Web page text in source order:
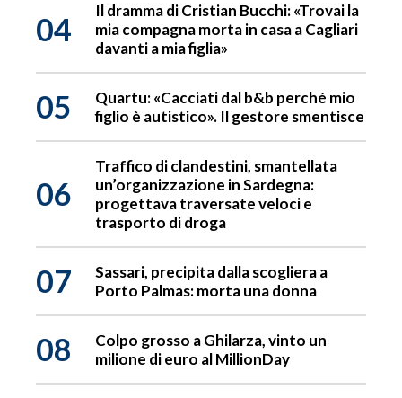
04
Il dramma di Cristian Bucchi: «Trovai la
mia compagna morta in casa a Cagliari
davanti a mia figlia»
05
Quartu: «Cacciati dal b&b perché mio
figlio è autistico». Il gestore smentisce
06
Traffico di clandestini, smantellata
un’organizzazione in Sardegna:
progettava traversate veloci e
trasporto di droga
07
Sassari, precipita dalla scogliera a
Porto Palmas: morta una donna
08
Colpo grosso a Ghilarza, vinto un
milione di euro al MillionDay